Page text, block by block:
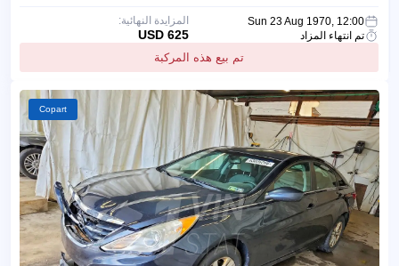
Sun 23 Aug 1970, 12:00
تم انتهاء المزاد
تم بيع هذه المركبة
المزايدة النهائية:
625 USD
Copart